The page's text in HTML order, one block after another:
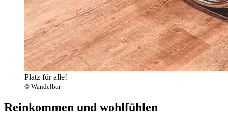
Platz für alle!
© Wandelbar
Reinkommen und wohlfühlen